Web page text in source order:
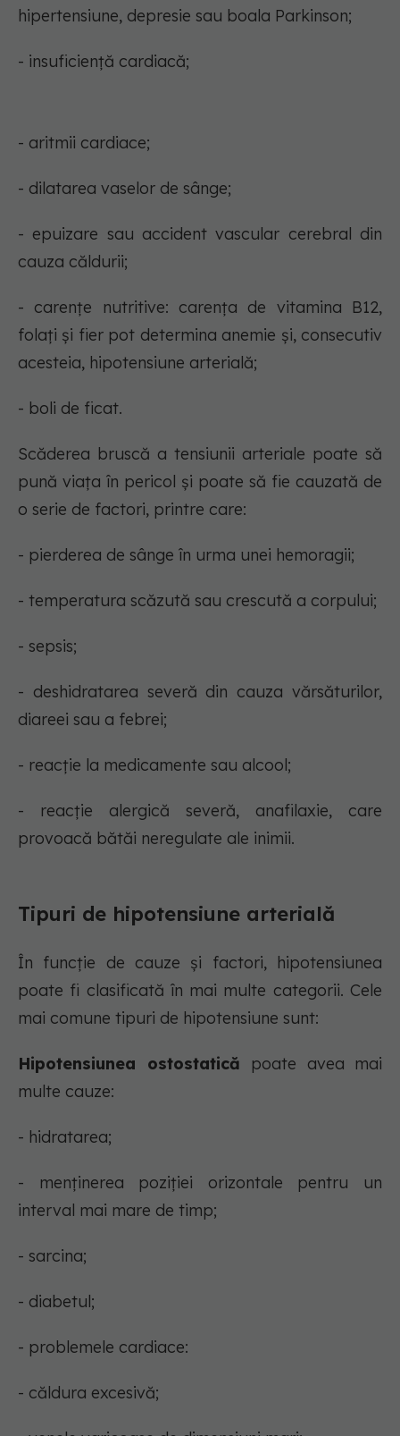
hipertensiune, depresie sau boala Parkinson;
- insuficiență cardiacă;
- aritmii cardiace;
- dilatarea vaselor de sânge;
- epuizare sau accident vascular cerebral din
cauza căldurii;
- carențe nutritive: carența de vitamina B12,
folați și fier pot determina anemie și, consecutiv
acesteia, hipotensiune arterială;
- boli de ficat.
Scăderea bruscă a tensiunii arteriale poate să
pună viața în pericol și poate să fie cauzată de
o serie de factori, printre care:
- pierderea de sânge în urma unei hemoragii;
- temperatura scăzută sau crescută a corpului;
- sepsis;
- deshidratarea severă din cauza vărsăturilor,
diareei sau a febrei;
- reacție la medicamente sau alcool;
- reacție alergică severă, anafilaxie, care
provoacă bătăi neregulate ale inimii.
Tipuri de hipotensiune arterială
În funcție de cauze și factori, hipotensiunea
poate fi clasificată în mai multe categorii. Cele
mai comune tipuri de hipotensiune sunt:
Hipotensiunea ostostatică poate avea mai
multe cauze:
- hidratarea;
- menținerea poziției orizontale pentru un
interval mai mare de timp;
- sarcina;
- diabetul;
- problemele cardiace:
- căldura excesivă;